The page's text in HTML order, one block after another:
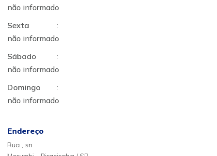
não informado
Sexta
:
não informado
Sábado
:
não informado
Domingo
:
não informado
Endereço
Rua , sn